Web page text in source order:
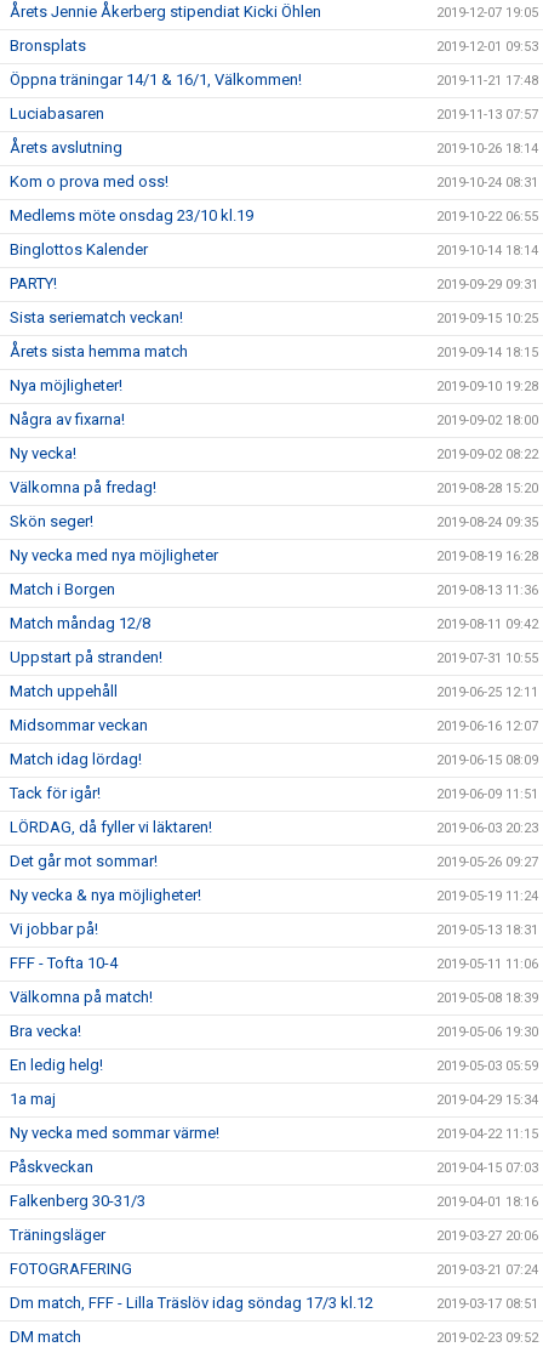
Årets Jennie Åkerberg stipendiat Kicki Öhlen 2019-12-07 19:05
Bronsplats 2019-12-01 09:53
Öppna träningar 14/1 & 16/1, Välkommen! 2019-11-21 17:48
Luciabasaren 2019-11-13 07:57
Årets avslutning 2019-10-26 18:14
Kom o prova med oss! 2019-10-24 08:31
Medlems möte onsdag 23/10 kl.19 2019-10-22 06:55
Binglottos Kalender 2019-10-14 18:14
PARTY! 2019-09-29 09:31
Sista seriematch veckan! 2019-09-15 10:25
Årets sista hemma match 2019-09-14 18:15
Nya möjligheter! 2019-09-10 19:28
Några av fixarna! 2019-09-02 18:00
Ny vecka! 2019-09-02 08:22
Välkomna på fredag! 2019-08-28 15:20
Skön seger! 2019-08-24 09:35
Ny vecka med nya möjligheter 2019-08-19 16:28
Match i Borgen 2019-08-13 11:36
Match måndag 12/8 2019-08-11 09:42
Uppstart på stranden! 2019-07-31 10:55
Match uppehåll 2019-06-25 12:11
Midsommar veckan 2019-06-16 12:07
Match idag lördag! 2019-06-15 08:09
Tack för igår! 2019-06-09 11:51
LÖRDAG, då fyller vi läktaren! 2019-06-03 20:23
Det går mot sommar! 2019-05-26 09:27
Ny vecka & nya möjligheter! 2019-05-19 11:24
Vi jobbar på! 2019-05-13 18:31
FFF - Tofta 10-4 2019-05-11 11:06
Välkomna på match! 2019-05-08 18:39
Bra vecka! 2019-05-06 19:30
En ledig helg! 2019-05-03 05:59
1a maj 2019-04-29 15:34
Ny vecka med sommar värme! 2019-04-22 11:15
Påskveckan 2019-04-15 07:03
Falkenberg 30-31/3 2019-04-01 18:16
Träningsläger 2019-03-27 20:06
FOTOGRAFERING 2019-03-21 07:24
Dm match, FFF - Lilla Träslöv idag söndag 17/3 kl.12 2019-03-17 08:51
DM match 2019-02-23 09:52